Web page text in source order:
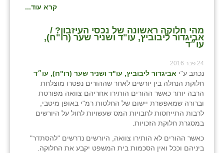
קרא עוד...
מהי חלוקה ראשונה של נכסי העיזבון? /
אביגדור ליבוביץ, עו"ד ושניר שער (רו"ח),
עו״ד
24 פבר 2016
נכתב ע"י אביגדור ליבוביץ, עו"ד ושניר שער (רו"ח), עו״ד
חלוקת הנחלה בין יורשים לאחר שההורים נפטרו מוצלחת
הרבה יותר כאשר ההורים הותירו אחריהם צוואה מפורטת
וברורה שמאפשרת יישום של החלטות רמ"י באופן מיטבי,
לרבות התייחסות לחבויות המס שעשויות לחול על היורשים
במסגרת חלוקת הזכויות.
כאשר ההורים לא הותירו צוואה, היורשים נדרשים "להסתדר"
ביניהם וככל ואין הסכמות בית המשפט יקבע את החלוקה.